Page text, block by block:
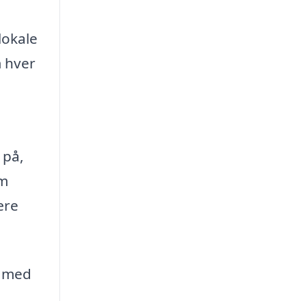
hver